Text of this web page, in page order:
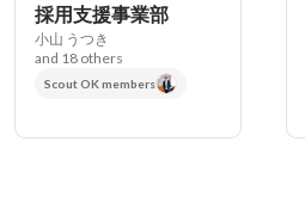
採用支援事業部
小山 うつき
and 18 others
Scout OK members